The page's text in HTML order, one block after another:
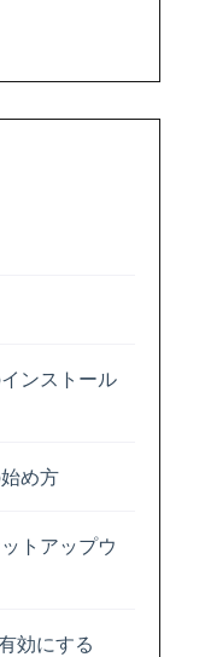
ンストール
め方
トアップウ
効にする